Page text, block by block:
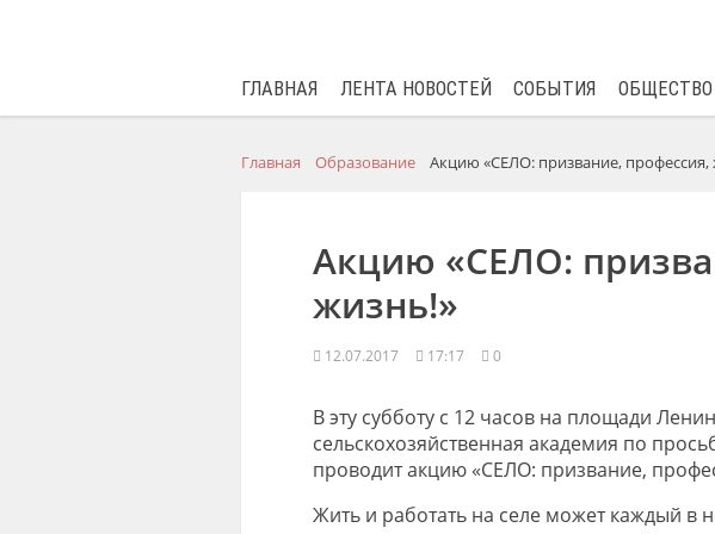
ГЛАВНАЯ ЛЕНТА НОВОСТЕЙ СОБЫТИЯ ОБЩЕСТВО
Главная Образование Акцию «СЕЛО: призвание, профессия,
Акцию «СЕЛО:
жизнь!»
12.07.2017 17:17 0
В эту субботу с 12 часов на площади
сельскохозяйственная академия по
проводит акцию «СЕЛО: призвание,
Жить и работать на селе может каждый в